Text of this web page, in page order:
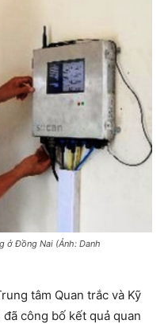
ở Đồng Nai (Ảnh: Danh
tâm Quan trắc và Kỹ
công bố kết quả quan